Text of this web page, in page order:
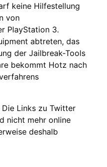
keine Hilfestellung
von
PlayStation 3.
abtreten, das
der Jailbreak-Tools
bekommt Hotz nach
Die Links zu Twitter
nicht mehr online
deshalb